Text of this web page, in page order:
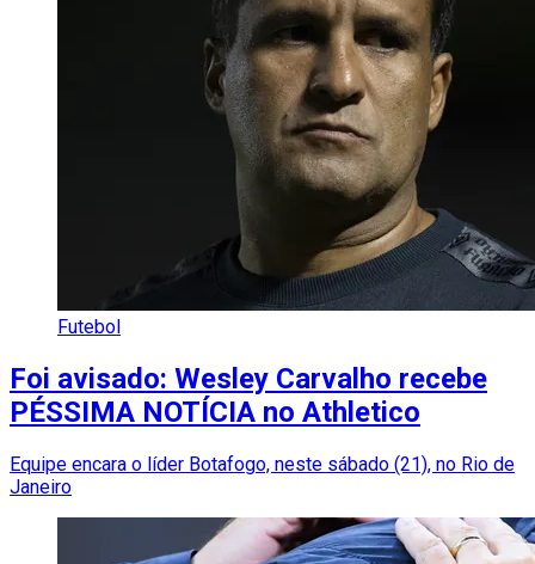
Futebol
Foi avisado: Wesley Carvalho recebe
PÉSSIMA NOTÍCIA no Athletico
Equipe encara o líder Botafogo, neste sábado (21), no Rio de
Janeiro